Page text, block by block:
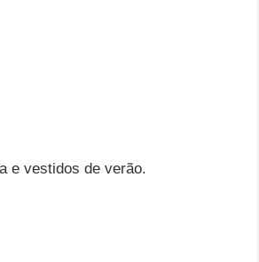
e vestidos de verão.